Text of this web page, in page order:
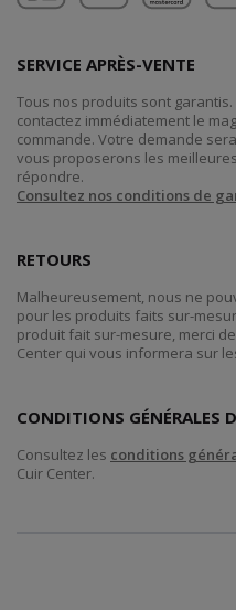
SERVICE APRÈS-VENTE
Tous nos produits sont
contactez immédiatement le
commande. Votre demande
vous proposerons les
répondre.
Consultez nos conditions de
RETOURS
Malheureusement, nous ne
pour les produits faits sur-
produit fait sur-mesure, merci
Center qui vous informera sur
CONDITIONS GÉNÉRALES
Consultez les conditions
Cuir Center.